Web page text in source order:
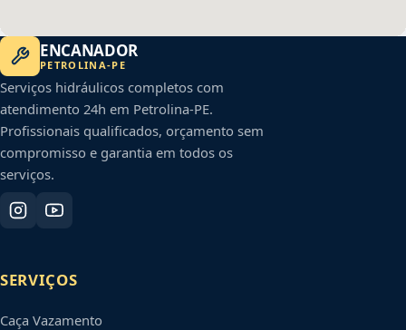
ENCANADOR
PETROLINA-PE
Serviços hidráulicos completos com
atendimento 24h em Petrolina-PE.
Profissionais qualificados, orçamento sem
compromisso e garantia em todos os
serviços.
SERVIÇOS
Caça Vazamento